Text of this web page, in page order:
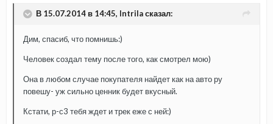
В 15.07.2014 в 14:45, Intrila сказал:
Дим, спасиб, что помнишь:)
Человек создал тему после того, как смотрел мою)
Она в любом случае покупателя найдет как на авто ру
повешу- уж сильно ценник будет вкусный.
Кстати, р-с3 тебя ждет и трек еже с ней:)